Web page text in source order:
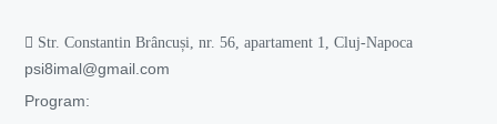
Str. Constantin Brâncuși, nr. 56, apartament 1, Cluj-Napoca
psi8imal@gmail.com
Program: